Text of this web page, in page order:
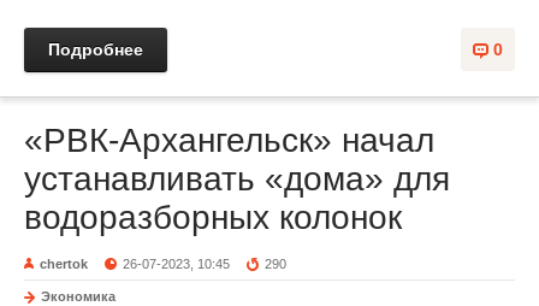
0
Подробнее
«РВК-Архангельск» начал
устанавливать «дома» для
водоразборных колонок
chertok 26-07-2023, 10:45 290
Экономика